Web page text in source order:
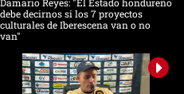
Damario Reyes: "El Estado hondureño
debe decirnos si los 7 proyectos
culturales de Iberescena van o no
van"